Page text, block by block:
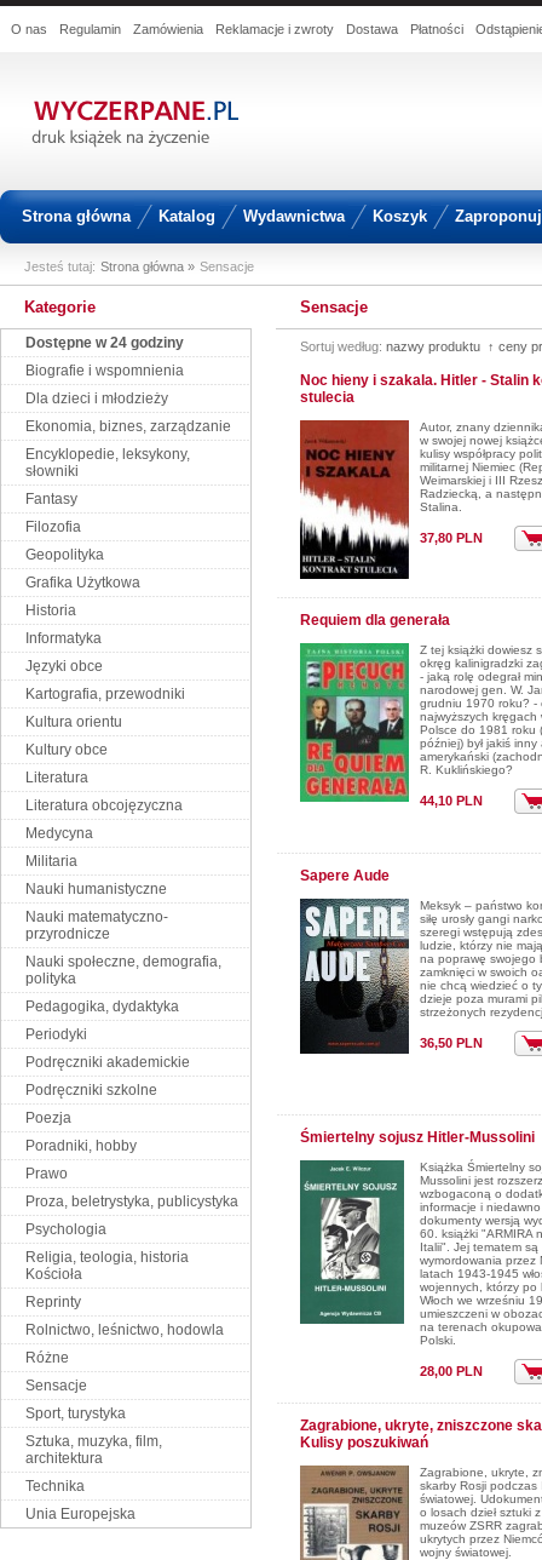
O nas Regulamin Zamówienia Reklamacje i zwroty Dostawa Płatności
Strona główna Katalog Wydawnictwa Koszyk
Jesteś tutaj: Strona główna » Sensacje
Kategorie
Dostępne w 24 godziny
Biografie i wspomnienia
Dla dzieci i młodzieży
Ekonomia, biznes, zarządzanie
Encyklopedie, leksykony,
słowniki
Fantasy
Filozofia
Geopolityka
Grafika Użytkowa
Historia
Informatyka
Języki obce
Kartografia, przewodniki
Kultura orientu
Kultury obce
Literatura
Literatura obcojęzyczna
Medycyna
Militaria
Nauki humanistyczne
Nauki matematyczno-
przyrodnicze
Nauki społeczne, demografia,
polityka
Pedagogika, dydaktyka
Periodyki
Podręczniki akademickie
Podręczniki szkolne
Poezja
Poradniki, hobby
Prawo
Proza, beletrystyka, publicystyka
Psychologia
Religia, teologia, historia
Kościoła
Reprinty
Rolnictwo, leśnictwo, hodowla
Różne
Sensacje
Sport, turystyka
Sztuka, muzyka, film,
architektura
Technika
Unia Europejska
Sensacje
Sortuj według: nazwy produktu ↑ ceny
Noc hieny i szakala. Hitler - Stalin
stulecia
Autor, znany
w swojej nowej
kulisy współpracy
militarnej Niemiec
Weimarskiej i III
Radziecką, a
Stalina.
37,80 PLN
Requiem dla generała
Z tej książki dowiesz
okręg kalinigradzki
- jaką rolę odegrał
narodowej gen. W.
grudniu 1970 roku? -
najwyższych kręgach
Polsce do 1981 roku
później) był jakiś inny
amerykański
R. Kuklińskiego?
44,10 PLN
Sapere Aude
Meksyk – państwo
siłę urosły gangi
szeregi wstępują
ludzie, którzy nie
na poprawę swojego
zamknięci w swoich
nie chcą wiedzieć o
dzieje poza murami
strzeżonych
36,50 PLN
Śmiertelny sojusz Hitler-Mussolini
Książka Śmiertelny
Mussolini jest
wzbogaconą o
informacje i
dokumenty wersją
60. książki "ARMIRA
Italii". Jej tematem są
wymordowania przez
latach 1943-1945
wojennych, którzy po
Włoch we wrześniu
umieszczeni w
na terenach
Polski.
28,00 PLN
Zagrabione, ukryte, zniszczone
Kulisy poszukiwań
Zagrabione, ukryte,
skarby Rosji podczas
światowej.
o losach dzieł sztuki
muzeów ZSRR
ukrytych przez
wojny światowej.